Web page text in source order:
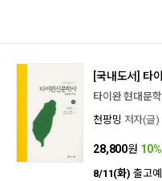
[국내도서] 타
타이완 현대문
천팡밍 저자(글)
28,800원 10%
8/11(화) 출고